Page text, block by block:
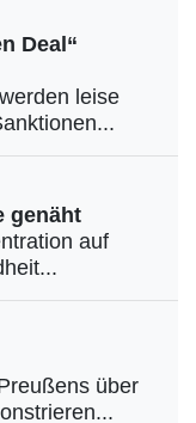
Deal“
leise
genäht
auf
über